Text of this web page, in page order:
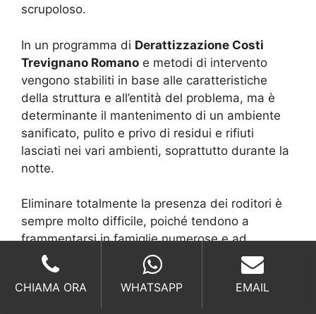
scrupoloso.
In un programma di Derattizzazione Costi
Trevignano Romano e metodi di intervento
vengono stabiliti in base alle caratteristiche
della struttura e all’entità del problema, ma è
determinante il mantenimento di un ambiente
sanificato, pulito e privo di residui e rifiuti
lasciati nei vari ambienti, soprattutto durante la
notte.
Eliminare totalmente la presenza dei roditori è
sempre molto difficile, poiché tendono a
frammentarsi in famiglie numerose e ad
infestare tutti gli spazi di una struttura:
l’impegno nel rispettare le regole di igiene e di
pulizia è di sicuro aiuto nell’ottenere un risultato
soddisfacente e di lunga durata nel tempo.
CHIAMA ORA WHATSAPP EMAIL